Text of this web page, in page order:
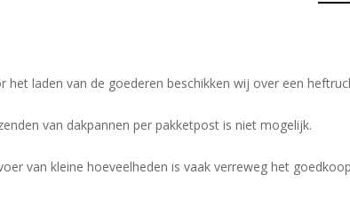
het laden van de goederen beschikken wij over een
van dakpannen per pakketpost is niet mogelijk.
van kleine hoeveelheden is vaak verreweg het